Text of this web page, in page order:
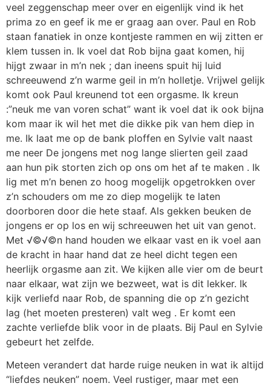
veel zeggenschap meer over en eigenlijk vind ik het
prima zo en geef ik me er graag aan over. Paul en Rob
staan fanatiek in onze kontjeste rammen en wij zitten er
klem tussen in. Ik voel dat Rob bijna gaat komen, hij
hijgt zwaar in m’n nek ; dan ineens spuit hij luid
schreeuwend z’n warme geil in m’n holletje. Vrijwel gelijk
komt ook Paul kreunend tot een orgasme. Ik kreun
:”neuk me van voren schat” want ik voel dat ik ook bijna
kom maar ik wil het met die dikke pik van hem diep in
me. Ik laat me op de bank ploffen en Sylvie valt naast
me neer De jongens met nog lange slierten geil zaad
aan hun pik storten zich op ons om het af te maken . Ik
lig met m’n benen zo hoog mogelijk opgetrokken over
z’n schouders om me zo diep mogelijk te laten
doorboren door die hete staaf. Als gekken beuken de
jongens er op los en wij schreeuwen het uit van genot.
Met √©√©n hand houden we elkaar vast en ik voel aan
de kracht in haar hand dat ze heel dicht tegen een
heerlijk orgasme aan zit. We kijken alle vier om de beurt
naar elkaar, wat zijn we bezweet, wat is dit lekker. Ik
kijk verliefd naar Rob, de spanning die op z’n gezicht
lag (het moeten presteren) valt weg . Er komt een
zachte verliefde blik voor in de plaats. Bij Paul en Sylvie
gebeurt het zelfde.
Meteen verandert dat harde ruige neuken in wat ik altijd
“liefdes neuken” noem. Veel rustiger, maar met een